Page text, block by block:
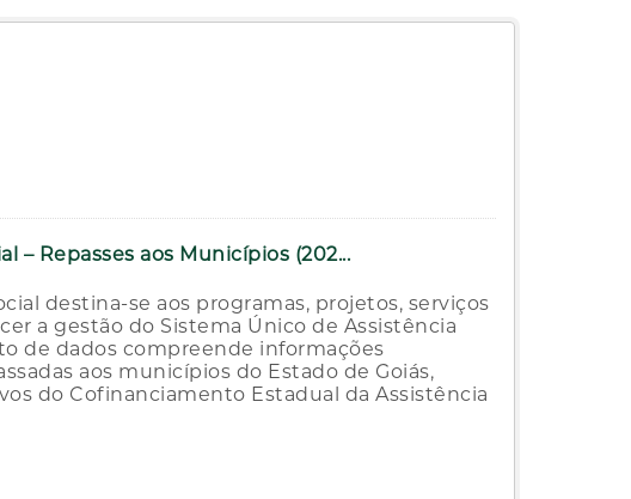
– Repasses aos Municípios (202...
destina-se aos programas, projetos, serviços
a gestão do Sistema Único de Assistência
de dados compreende informações
aos municípios do Estado de Goiás,
do Cofinanciamento Estadual da Assistência